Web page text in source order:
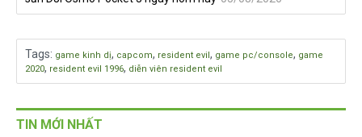
Tags: game kinh dị, capcom, resident evil , game pc/console, game
2020, resident evil 1996, diễn viên resident evil
TIN MỚI NHẤT